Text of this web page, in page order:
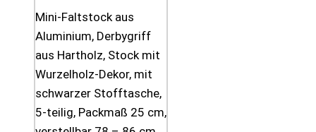
Mini-Faltstock aus
Aluminium, Derbygriff
aus Hartholz, Stock mit
Wurzelholz-Dekor, mit
schwarzer Stofftasche,
5-teilig, Packmaß 25 cm,